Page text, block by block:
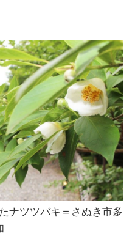
ナツツバキ＝さぬき市多